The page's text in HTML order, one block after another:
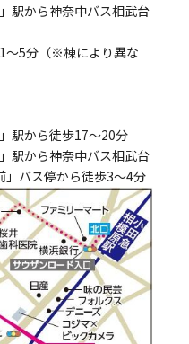
駅から神奈中バス相武台
5分（※棟により異な
駅から徒歩17～20分
駅から神奈中バス相武台
」バス停から徒歩3～4分